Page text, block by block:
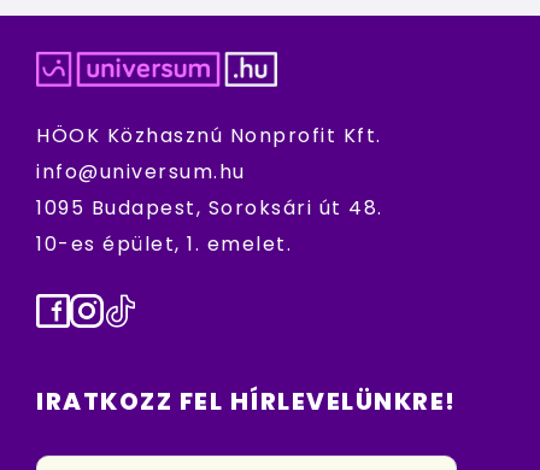
HÖOK Közhasznú Nonprofit Kft.
info@universum.hu
1095 Budapest, Soroksári út 48.
10-es épület, 1. emelet.
Facebook
Instagram
TikTok
IRATKOZZ FEL HÍRLEVELÜNKRE!